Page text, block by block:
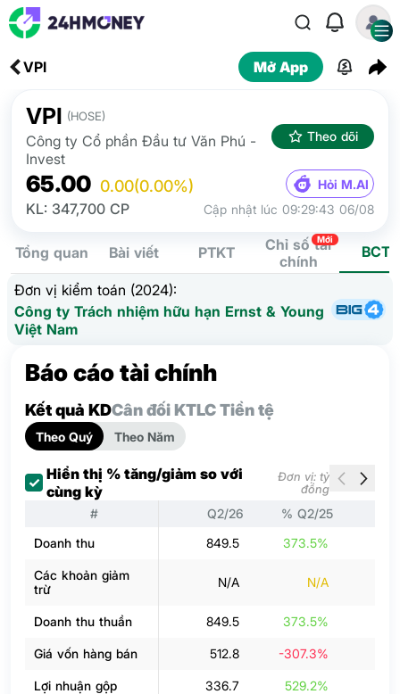
VPI Mở App
VPI (HOSE)
Công ty Cổ phần Đầu tư Văn Phú -
Invest
Theo dõi
65.00 0.00(0.00%) Hỏi M.AI
KL: 347,700 CP Cập nhật lúc 09:29:43 06/08
Tổng quan Bài viết PTKT
Chỉ số tài
chính
Mới
BCTC
Đơn vị kiểm toán (2024):
Công ty Trách nhiệm hữu hạn Ernst & Young
Việt Nam
Báo cáo tài chính
Kết quả KDCân đối KTLC Tiền tệ
Theo Quý Theo Năm
Hiển thị % tăng/giảm so với
cùng kỳ
Đơn vị: tỷ
đồng
# Q2/26 % Q2/25
Doanh thu
849.5 373.5%
Các khoản giảm
trừ
N/A N/A
Doanh thu thuần 849.5 373.5%
Giá vốn hàng bán 512.8 -307.3%
Lợi nhuận gộp 336.7 529.2%